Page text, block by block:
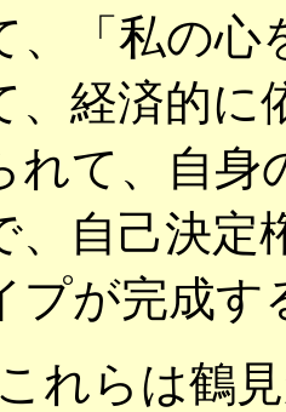
、「私の心
、経済的に
れて、自身
、自己決定
プが完成
れらは鶴